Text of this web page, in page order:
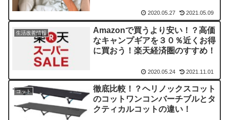
2020.05.27 2021.05.09
生活改善情報
Amazonで買うより安い！？高価
なキャンプギアを３０％近くお得
に買おう！楽天経済圏のすすめ！
2020.05.24 2021.11.01
コット
徹底比較！？ヘリノックスコット
のコットワンコンバーチブルとタ
クティカルコットの違い！